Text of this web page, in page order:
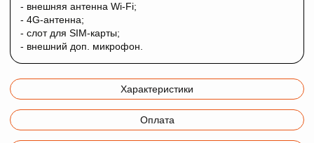
- внешняя антенна Wi-Fi;
- 4G-антенна;
- слот для SIM-карты;
- внешний доп. микрофон.
Характеристики
Оплата